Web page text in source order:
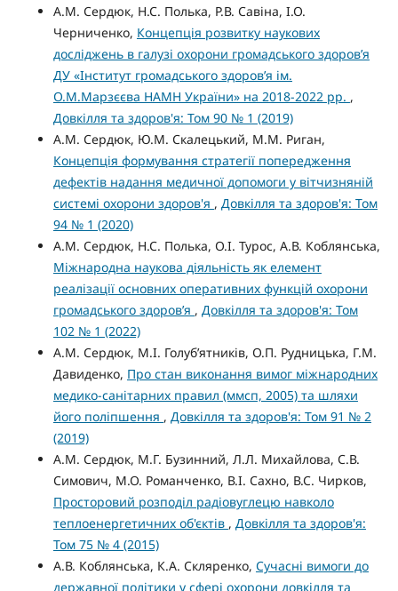
А.М. Сердюк, Н.С. Полька, Р.В. Савіна, І.О.
Черниченко, Концепція розвитку наукових
досліджень в галузі охорони громадського здоров’я
ДУ «Інститут громадського здоров’я ім.
О.М.Марзєєва НАМН України» на 2018-2022 рр. ,
Довкілля та здоров'я: Том 90 № 1 (2019)
А.М. Сердюк, Ю.М. Скалецький, М.М. Риган,
Концепція формування стратегії попередження
дефектів надання медичної допомоги у вітчизняній
системі охорони здоров'я , Довкілля та здоров'я: Том
94 № 1 (2020)
А.М. Сердюк, Н.С. Полька, О.І. Турос, А.В. Коблянська,
Міжнародна наукова діяльність як елемент
реалізації основних оперативних функцій охорони
громадського здоров’я , Довкілля та здоров'я: Том
102 № 1 (2022)
А.М. Сердюк, М.І. Голуб’ятників, О.П. Рудницька, Г.М.
Давиденко, Про стан виконання вимог міжнародних
медико-санітарних правил (ммсп, 2005) та шляхи
його поліпшення , Довкілля та здоров'я: Том 91 № 2
(2019)
А.М. Сердюк, М.Г. Бузинний, Л.Л. Михайлова, С.В.
Симович, М.О. Романченко, В.І. Сахно, В.С. Чирков,
Просторовий розподіл радіовуглецю навколо
теплоенергетичних об'єктів , Довкілля та здоров'я:
Том 75 № 4 (2015)
А.В. Коблянська, К.А. Скляренко, Сучасні вимоги до
державної політики у сфері охорони довкілля та